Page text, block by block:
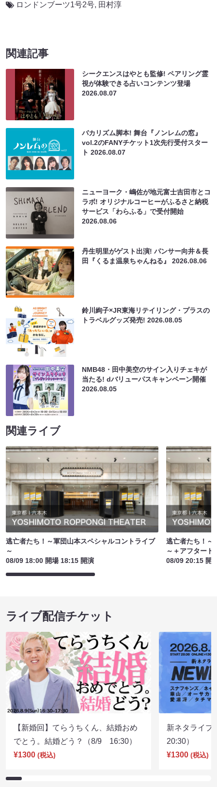
ロンドンブーツ1号2号, 田村淳
関連記事
シークエンスはやとも監修! ペアリング霊
視が体験できる占いコンテンツ登場
2026.08.07
バカリズム脚本! 舞台『ノンレムの窓』
vol.2のFANYチケット1次先行受付スター
ト2026.08.07
ニューヨーク・嶋佐が地元富士吉田市とコ
ラボ! オリジナルコーヒーがふるさと納税
サービス「わらふる」で受付開始
2026.08.06
丹生明里がゲスト出演! パンサー向井＆長
田『くるま温泉ちゃんねる』2026.08.06
鈴川絢子×JR東海リテイリング・プラスの
トラベルグッズ発売!2026.08.05
NMB48・田中美空のサイン入りチェキが
当たる! dバリューパスキャンペーン開催
2026.08.05
関連ライブ
逃亡者たち！～軍団山本スペシャルコントライブ
～
08/09 18:00 開場 18:15 開演
逃亡者たち！～
～＋アフタート
08/09 20:15 開
ライブ配信チケット
【新婚回】てらうちくん、結婚おめ
でとう。結婚どう？（8/9 16:30）
¥1300 (税込)
新ネタライ
20:30）
¥1300 (税込)